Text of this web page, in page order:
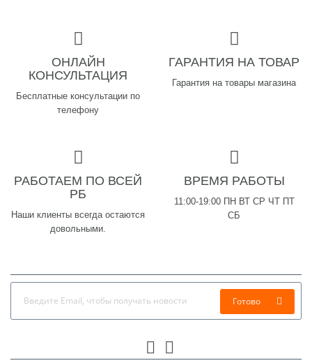
ОНЛАЙН
КОНСУЛЬТАЦИЯ
Бесплатные консультации по
телефону
ГАРАНТИЯ НА ТОВАР
Гарантия на товары магазина
РАБОТАЕМ ПО ВСЕЙ
РБ
Наши клиенты всегда остаются
довольными.
ВРЕМЯ РАБОТЫ
11:00-19:00 ПН ВТ СР ЧТ ПТ
СБ
Готово